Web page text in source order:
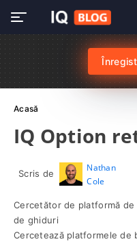
Acasă
IQ Option
Scris de
Nathan
Cole
Cercetător de platformă
de ghiduri
Cercetează platformele de